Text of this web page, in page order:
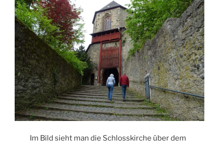
Im Bild sieht man die Schlosskirche über dem